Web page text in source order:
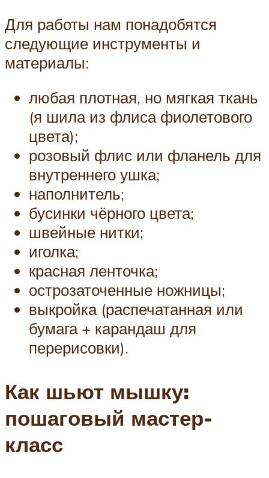
Для работы нам понадобятся
следующие инструменты и
материалы:
любая плотная, но мягкая ткань
(я шила из флиса фиолетового
цвета);
розовый флис или фланель для
внутреннего ушка;
наполнитель;
бусинки чёрного цвета;
швейные нитки;
иголка;
красная ленточка;
острозаточенные ножницы;
выкройка (распечатанная или
бумага + карандаш для
перерисовки).
Как шьют мышку:
пошаговый мастер-
класс